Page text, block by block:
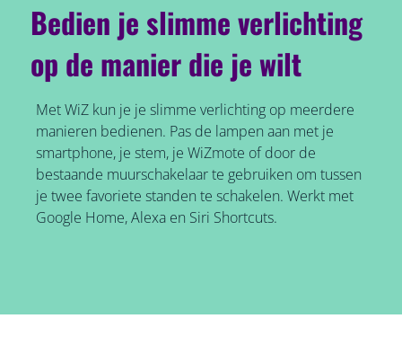
Bedien je slimme verlichting
op de manier die je wilt
Met WiZ kun je je slimme verlichting op meerdere
manieren bedienen. Pas de lampen aan met je
smartphone, je stem, je WiZmote of door de
bestaande muurschakelaar te gebruiken om tussen
je twee favoriete standen te schakelen. Werkt met
Google Home, Alexa en Siri Shortcuts.